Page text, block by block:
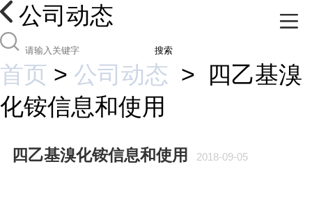
公司动态
搜索
首页 > 公司动态 >
四乙基溴
化铵信息和使用
四乙基溴化铵信息和使用 2018-09-05